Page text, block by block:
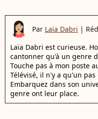
Par Laïa Dabri |
Laïa Dabri est curieuse.
cantonner qu'à un genre
Touche pas à mon poste
Télévisé, il n'y a qu'un
Embarquez dans son
genre ont leur place.